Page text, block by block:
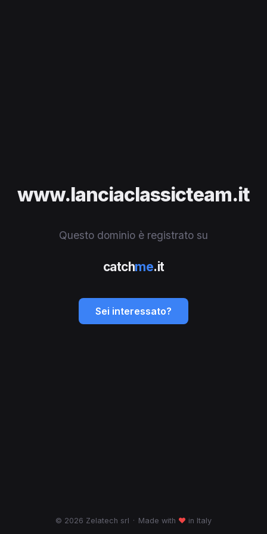
www.lanciaclassicteam.it
Questo dominio è registrato su
catchme.it
Sei interessato?
© 2026 Zelatech srl · Made with ♥ in Italy